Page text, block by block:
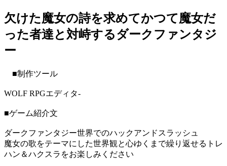
欠けた魔女の詩を求めてかつて魔女だ
った者達と対峙するダークファンタジ
ー
■制作ツール
WOLF RPGエディタ-
■ゲーム紹介文
ダークファンタジー世界でのハックアンドスラッシュ
魔女の歌をテーマにした世界観と心ゆくまで繰り返せるトレ
ハン＆ハクスラをお楽しみください